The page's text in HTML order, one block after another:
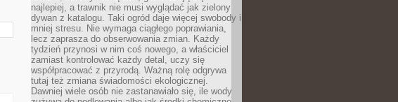
najlepiej, a trawnik nie musi wyglądać jak zielony
dywan z katalogu. Taki ogród daje więcej swobody i
mniej stresu. Nie wymaga ciągłego poprawiania,
lecz zaprasza do obserwowania zmian. Każdy
tydzień przynosi w nim coś nowego, a właściciel
zamiast kontrolować każdy detal, uczy się
współpracować z przyrodą. Ważną rolę odgrywa
tutaj też zmiana świadomości ekologicznej.
Dawniej wiele osób nie zastanawiało się, ile wody